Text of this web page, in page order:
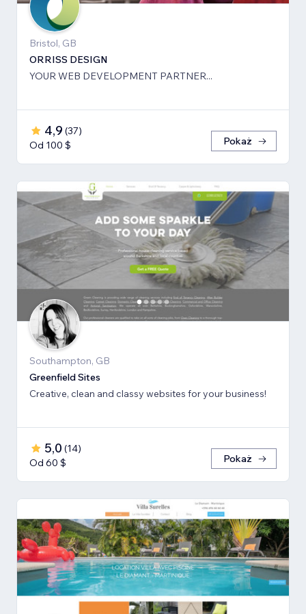
Bristol, GB
ORRISS DESIGN
YOUR WEB DEVELOPMENT PARTNER...
4,9 (37)
Od 100 $
Pokaż
Southampton, GB
Greenfield Sites
Creative, clean and classy websites for your business!
5,0 (14)
Od 60 $
Pokaż